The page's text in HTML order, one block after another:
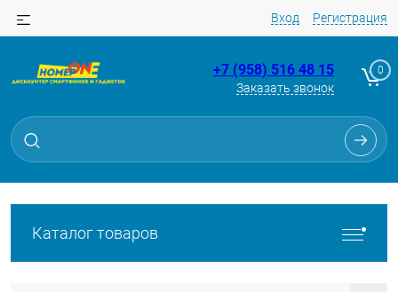
Вход Регистрация
+7 (958) 516 48 15
Заказать звонок
0
Каталог товаров